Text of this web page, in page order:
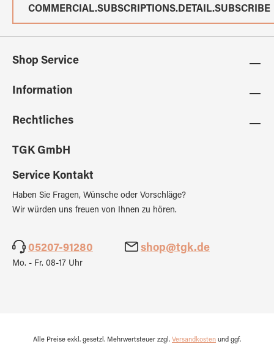
COMMERCIAL.SUBSCRIPTIONS.DETAIL.SUBSCRIBE
Shop Service
Information
Rechtliches
TGK GmbH
Service Kontakt
Haben Sie Fragen, Wünsche oder Vorschläge?
Wir würden uns freuen von Ihnen zu hören.
05207-91280 shop@tgk.de
Mo. - Fr. 08-17 Uhr
Alle Preise exkl. gesetzl. Mehrwertsteuer zzgl. Versandkosten und ggf.